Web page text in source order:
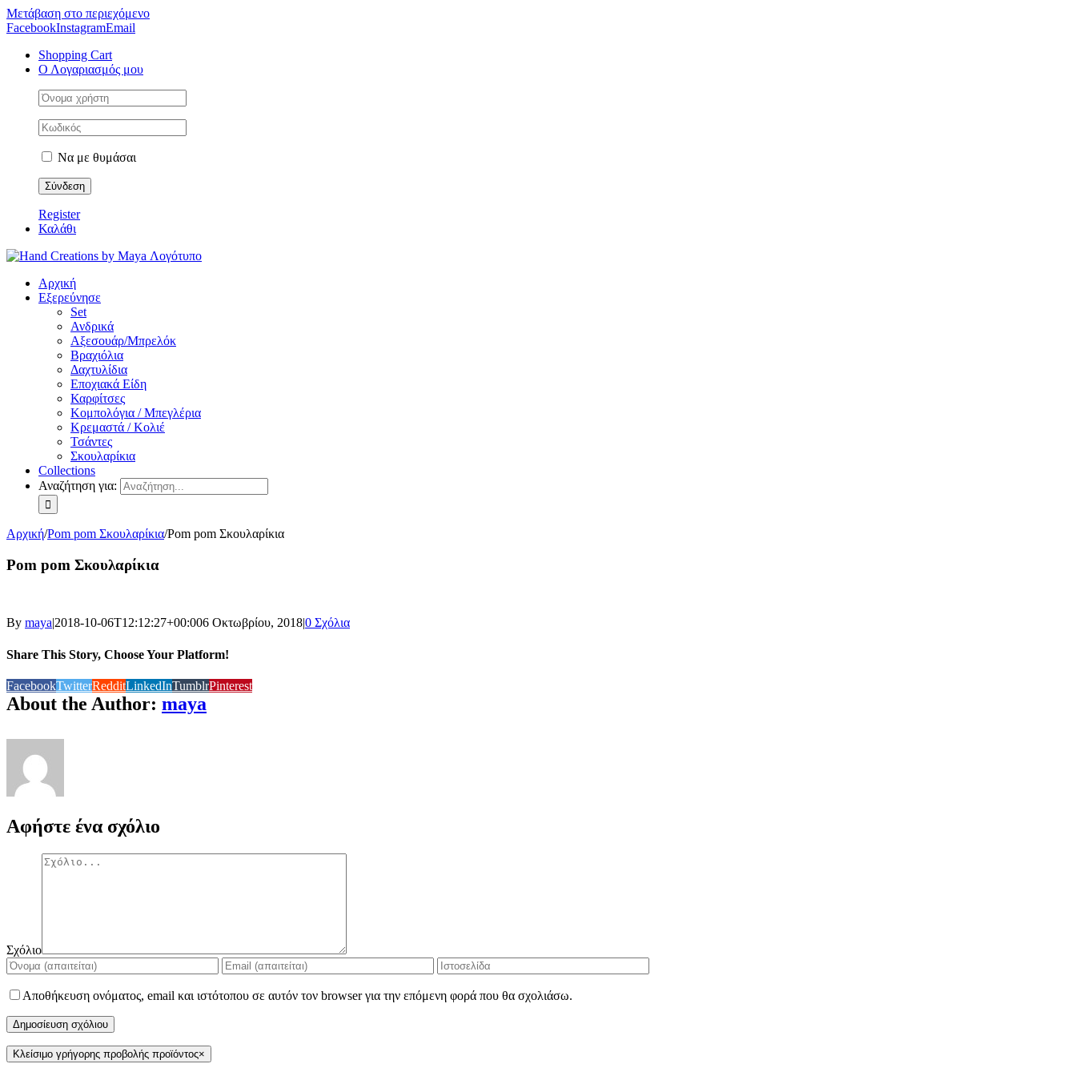
Μετάβαση στο περιεχόμενο
FacebookInstagramEmail
Shopping Cart
Ο Λογαριασμός μου
Να με θυμάσαι
Register
Καλάθι
Αρχική
Εξερεύνησε
Set
Ανδρικά
Αξεσουάρ/Μπρελόκ
Βραχιόλια
Δαχτυλίδια
Εποχιακά Είδη
Καρφίτσες
Κομπολόγια / Μπεγλέρια
Κρεμαστά / Κολιέ
Τσάντες
Σκουλαρίκια
Collections
Αναζήτηση για:
Αρχική/Pom pom Σκουλαρίκια/Pom pom Σκουλαρίκια
Pom pom Σκουλαρίκια
By maya|2018-10-06T12:12:27+00:006 Οκτωβρίου, 2018|0 Σχόλια
Share This Story, Choose Your Platform!
FacebookTwitterRedditLinkedInTumblrPinterest
About the Author: maya
Αφήστε ένα σχόλιο
Σχόλιο
Αποθήκευση ονόματος, email και ιστότοπου σε αυτόν τον browser για την επόμενη φορά που θα σχολιάσω.
Κλείσιμο γρήγορης προβολής προϊόντος×